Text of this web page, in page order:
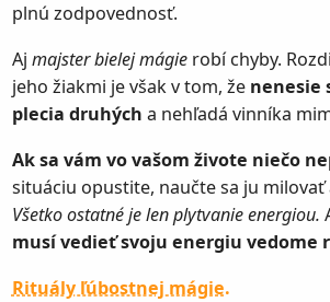
plnú zodpovednosť.
Aj majster bielej mágierobí chyby.
jeho žiakmi je však v tom, že nenesie
plecia druhých a nehľadá vinníka
Ak sa vám vo vašom živote niečo
situáciu opustite, naučte sa ju milovať
Všetko ostatné je len plytvanie energiou.
musí vedieť svoju energiu vedome
Rituály ľúbostnej mágie.